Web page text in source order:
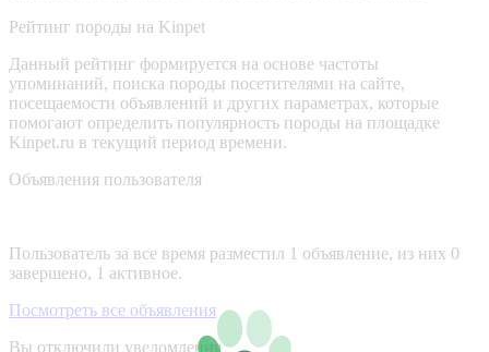
Рейтинг породы на Kinpet
Данный рейтинг формируется на основе частоты
упоминаний, поиска породы посетителями на сайте,
посещаемости объявлений и других параметрах, которые
помогают определить популярность породы на площадке
Kinpet.ru в текущий период времени.
Объявления пользователя
Пользователь за все время разместил 1 объявление, из них 0
завершено, 1 активное.
Посмотреть все объявления
Вы отключили уведомления